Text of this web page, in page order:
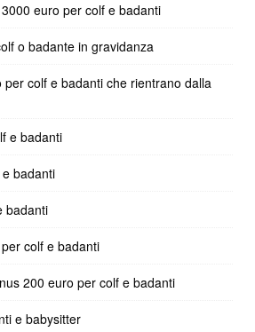
euro per colf e badanti
o badante in gravidanza
per colf e badanti che rientrano dalla
e badanti
badanti
badanti
colf e badanti
200 euro per colf e badanti
e babysitter